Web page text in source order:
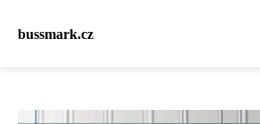
bussmark.cz